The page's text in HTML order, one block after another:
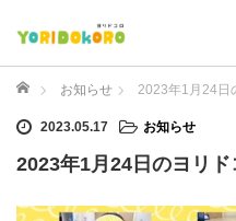
ホーム お知らせ 2023年1月24日
2023.05.17 お知らせ
2023年1月24日のヨリ